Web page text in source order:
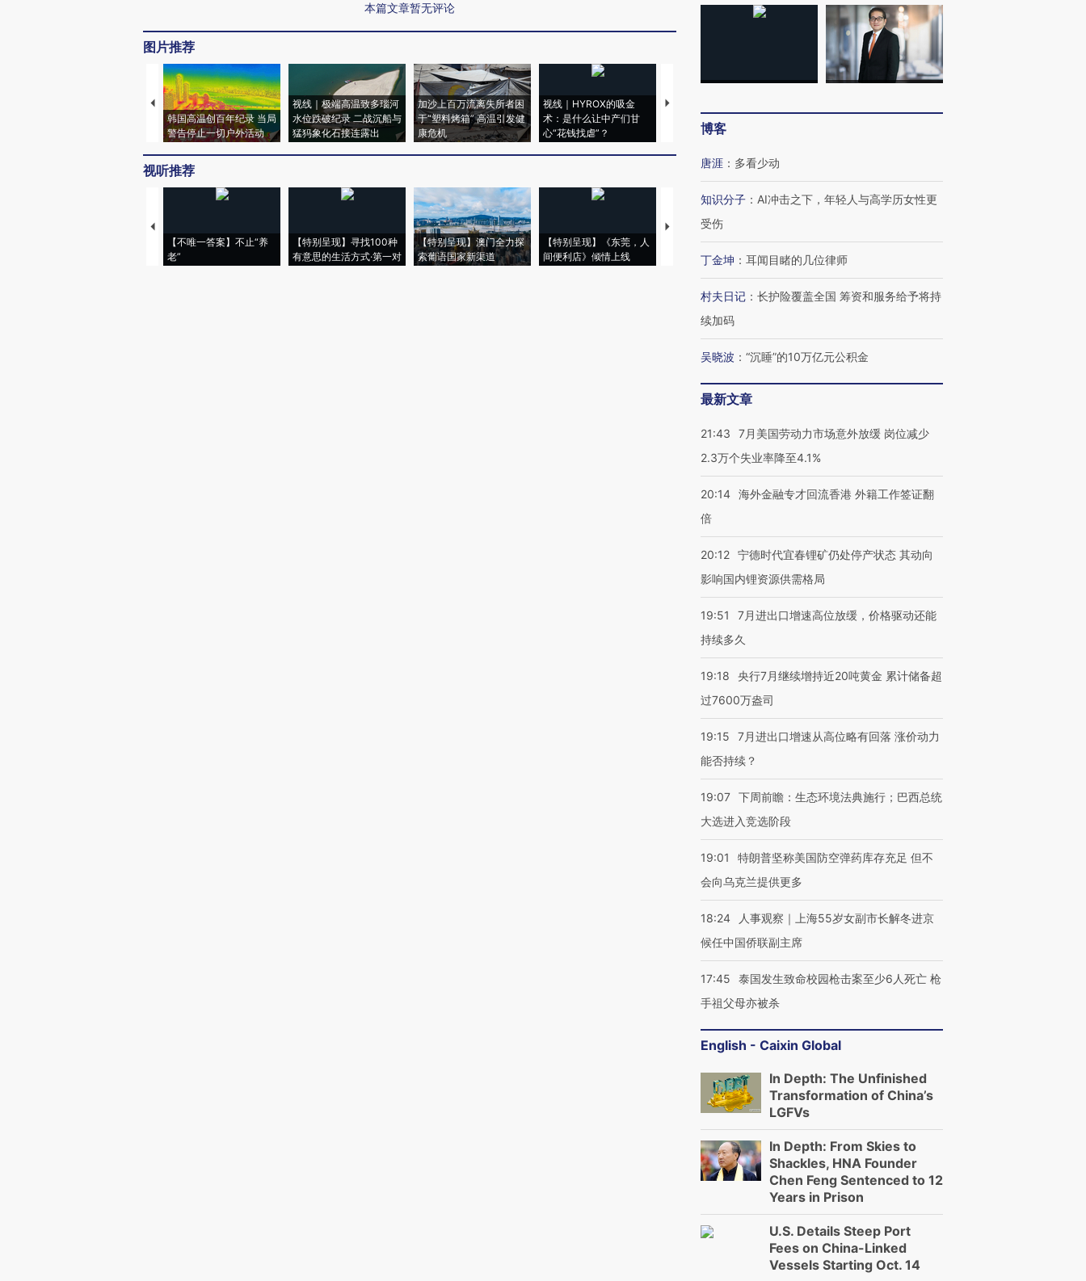
本篇文章暂无评论
图片推荐
韩国高温创百年纪录 当局
警告停止一切户外活动
视线｜极端高温致多瑙河
水位跌破纪录 二战沉船与
猛犸象化石接连露出
加沙上百万流离失所者困
于“塑料烤箱” 高温引发健
康危机
视线｜HYROX的吸金
术：是什么让中产们甘
心“花钱找虐”？
马航飞行员跨国走私7万
粒摇头丸 尿检体内含3种
视听推荐
【不唯一答案】不止“养
老”
【特别呈现】寻找100种
有意思的生活方式·第一对
【特别呈现】澳门全力探
索葡语国家新渠道
【特别呈现】《东莞，人
间便利店》倾情上线
【推广】走进第四届链博
会，让数智科技“链”接产
【特别呈现】寻找100种
有意思的生活方式·第三对
CFO：不靠规模取胜，华
博客
唐涯 ： 多看少动
知识分子 ： AI冲击之下，年轻人与高学历女性更
受伤
丁金坤 ： 耳闻目睹的几位律师
村夫日记 ： 长护险覆盖全国 筹资和服务给予将持
续加码
吴晓波 ： “沉睡”的10万亿元公积金
最新文章
21:43
7月美国劳动力市场意外放缓 岗位减少
2.3万个失业率降至4.1%
20:14 海外金融专才回流香港 外籍工作签证翻
倍
20:12 宁德时代宜春锂矿仍处停产状态 其动向
影响国内锂资源供需格局
19:51
7月进出口增速高位放缓，价格驱动还能
持续多久
19:18
央行7月继续增持近20吨黄金 累计储备超
过7600万盎司
19:15
7月进出口增速从高位略有回落 涨价动力
能否持续？
19:07 下周前瞻：生态环境法典施行；巴西总统
大选进入竞选阶段
19:01
特朗普坚称美国防空弹药库存充足 但不
会向乌克兰提供更多
18:24
人事观察｜上海55岁女副市长解冬进京
候任中国侨联副主席
17:45
泰国发生致命校园枪击案至少6人死亡 枪
手祖父母亦被杀
English - Caixin Global
In Depth: The Unfinished
Transformation of China’s
LGFVs
In Depth: From Skies to
Shackles, HNA Founder
Chen Feng Sentenced to 12
Years in Prison
U.S. Details Steep Port
Fees on China-Linked
Vessels Starting Oct. 14